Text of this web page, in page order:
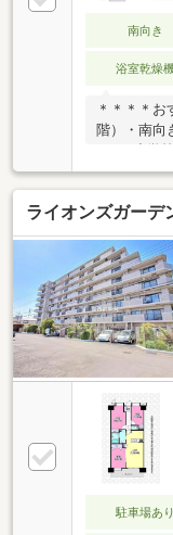
南向き
浴室乾燥
＊＊＊＊
階）・南向
すすめ
て広々とお
様、ご夫婦
（2025年6
ムキッチン
具/下駄箱/
下枠/照明
替●床CF貼
ライオンズガーデ
駐車場あり